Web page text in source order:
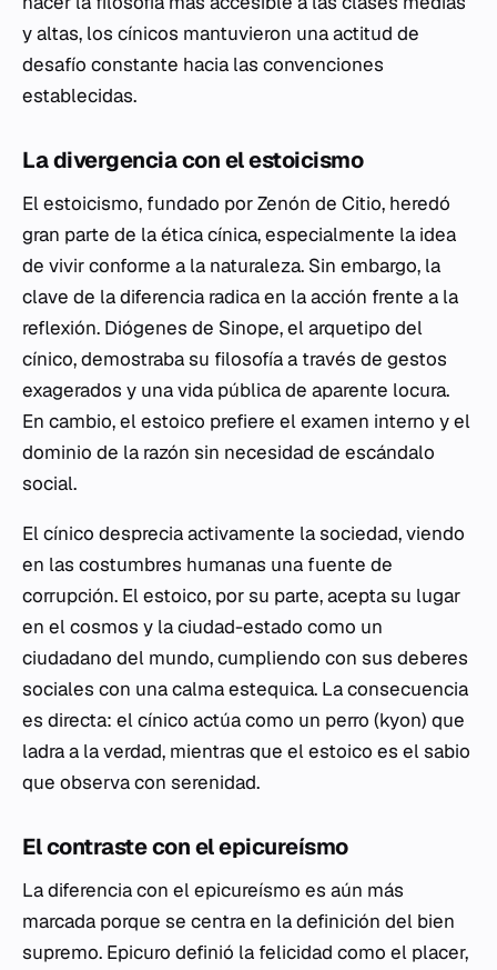
y altas, los cínicos mantuvieron una actitud de
desafío constante hacia las convenciones
establecidas.
La divergencia con el estoicismo
El estoicismo, fundado por Zenón de Citio, heredó
gran parte de la ética cínica, especialmente la idea
de vivir conforme a la naturaleza. Sin embargo, la
clave de la diferencia radica en la acción frente a la
reflexión. Diógenes de Sinope, el arquetipo del
cínico, demostraba su filosofía a través de gestos
exagerados y una vida pública de aparente locura.
En cambio, el estoico prefiere el examen interno y el
dominio de la razón sin necesidad de escándalo
social.
El cínico desprecia activamente la sociedad, viendo
en las costumbres humanas una fuente de
corrupción. El estoico, por su parte, acepta su lugar
en el cosmos y la ciudad-estado como un
ciudadano del mundo, cumpliendo con sus deberes
sociales con una calma estequica. La consecuencia
es directa: el cínico actúa como un perro (kyon) que
ladra a la verdad, mientras que el estoico es el sabio
que observa con serenidad.
El contraste con el epicureísmo
La diferencia con el epicureísmo es aún más
marcada porque se centra en la definición del bien
supremo. Epicuro definió la felicidad como el placer,